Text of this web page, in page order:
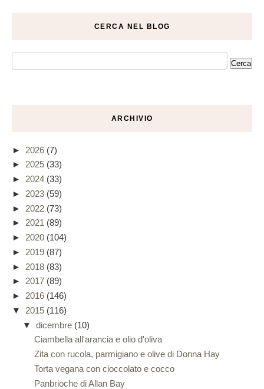
CERCA NEL BLOG
ARCHIVIO
► 2026 (7)
► 2025 (33)
► 2024 (33)
► 2023 (59)
► 2022 (73)
► 2021 (89)
► 2020 (104)
► 2019 (87)
► 2018 (83)
► 2017 (89)
► 2016 (146)
▼ 2015 (116)
▼ dicembre (10)
Ciambella all'arancia e olio d'oliva
Zita con rucola, parmigiano e olive di Donna Hay
Torta vegana con cioccolato e cocco
Panbrioche di Allan Bay